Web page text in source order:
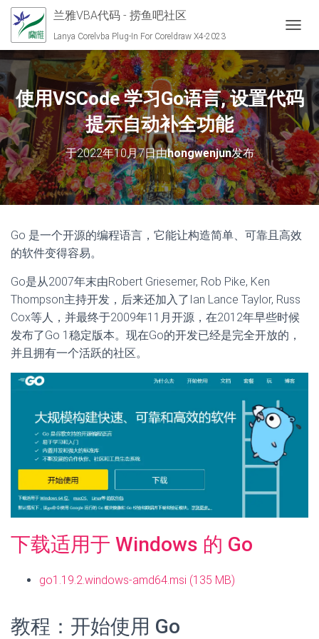
兰雅VBA代码 - 捞鱼吧社区
Lanya Corelvba Plug-In For Coreldraw X4-2023
使用VSCode 学习Go语言, 设置代码
提示自动补全功能
于2022年10月7日由hongwenjun发布
Go 是一个开源的编程语言，它能让构造简单、可靠且高效
的软件变得容易。
Go是从2007年末由Robert Griesemer, Rob Pike, Ken
Thompson主持开发，后来还加入了Ian Lance Taylor, Russ
Cox等人，并最终于2009年11月开源，在2012年早些时候
发布了Go 1稳定版本。现在Go的开发已经是完全开放的，
并且拥有一个活跃的社区。
下载适用于 Windows 的 Go
go1.19.2.windows-amd64.msi (135 MB)
教程：开始使用 Go